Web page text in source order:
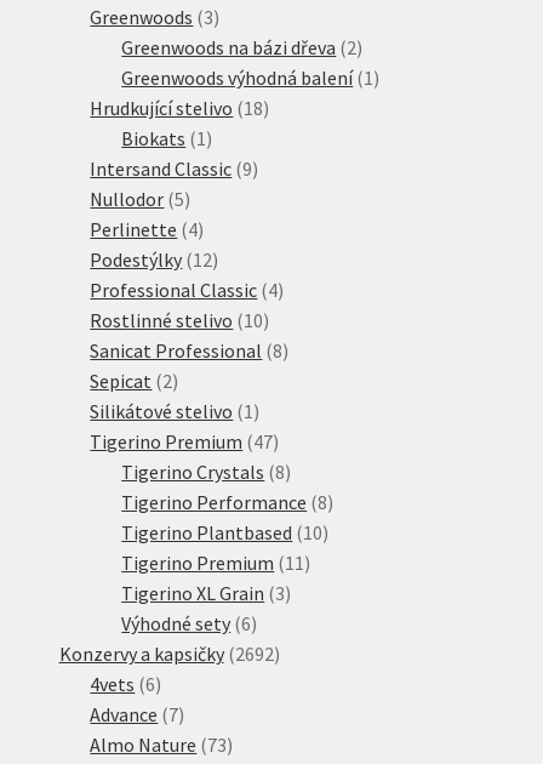
produktů
Greenwoods 33
produkty
Greenwoods na bázi dřeva 22
produkty
Greenwoods výhodná balení 1 1
Hrudkující stelivo 1818
Biokats 1 1
produkt
Intersand Classic 99
Nullodor 55
produktů
Perlinette 44
produkty
Podestýlky 1212
produktů
Professional Classic 44
Rostlinné stelivo 1010
produktů
Sanicat Professional 88
Sepicat 22
produkty
Silikátové stelivo 1 1
produkt
Tigerino Premium 4747
produktů
Tigerino Crystals 88
produktů
Tigerino Performance 88
produktů
Tigerino Plantbased 1010
Tigerino Premium 11 11
Tigerino XL Grain 33
Výhodné sety 66
produktů
Konzervy a kapsičky 26922692
4vets 66
produktů
Advance 77
produktů
Almo Nature 7373